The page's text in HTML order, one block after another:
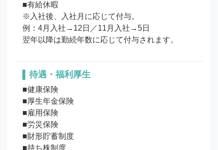
■有給休暇
※入社後、入社月に応じて付与。
例：4月入社→12日／11月入社→5日
待遇・福利厚生
■健康保険
■厚生年金保険
■雇用保険
■労災保険
■財形貯蓄制度
■持ち株制度